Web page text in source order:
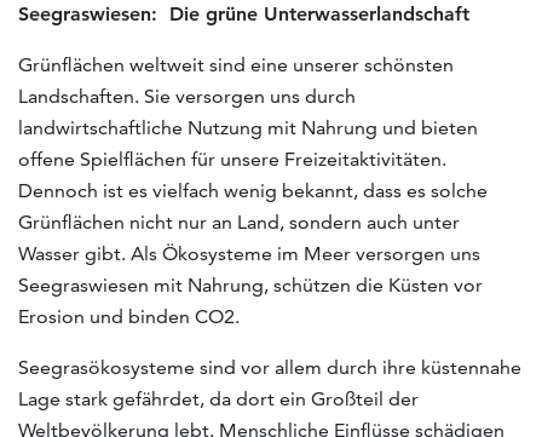
Seegraswiesen: Die grüne Unterwasserlandschaft
Grünflächen weltweit sind eine unserer schönsten
Landschaften. Sie versorgen uns durch
landwirtschaftliche Nutzung mit Nahrung und bieten
offene Spielflächen für unsere Freizeitaktivitäten.
Dennoch ist es vielfach wenig bekannt, dass es solche
Grünflächen nicht nur an Land, sondern auch unter
Wasser gibt. Als Ökosysteme im Meer versorgen uns
Seegraswiesen mit Nahrung, schützen die Küsten vor
Erosion und binden CO2.
Seegrasökosysteme sind vor allem durch ihre küstennahe
Lage stark gefährdet, da dort ein Großteil der
Weltbevölkerung lebt. Menschliche Einflüsse schädigen